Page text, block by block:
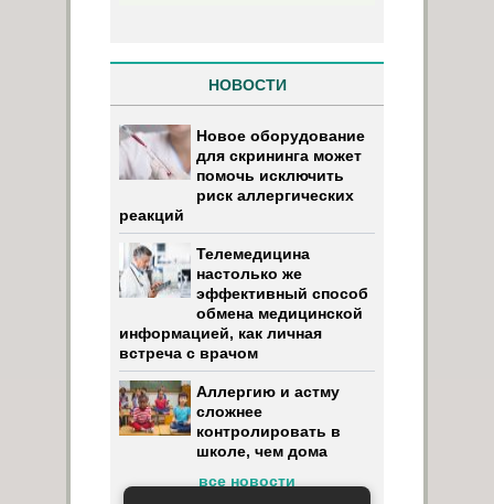
НОВОСТИ
Новое оборудование
для скрининга может
помочь исключить
риск аллергических
реакций
Телемедицина
настолько же
эффективный способ
обмена медицинской
информацией, как личная
встреча с врачом
Аллергию и астму
сложнее
контролировать в
школе, чем дома
все новости